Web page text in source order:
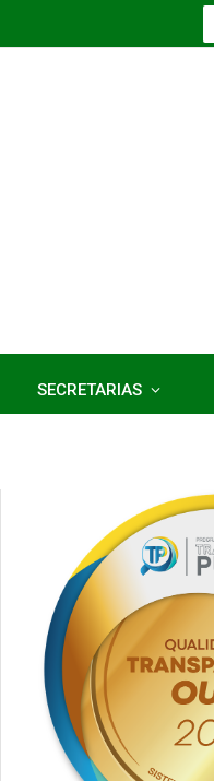
SECRETARIAS